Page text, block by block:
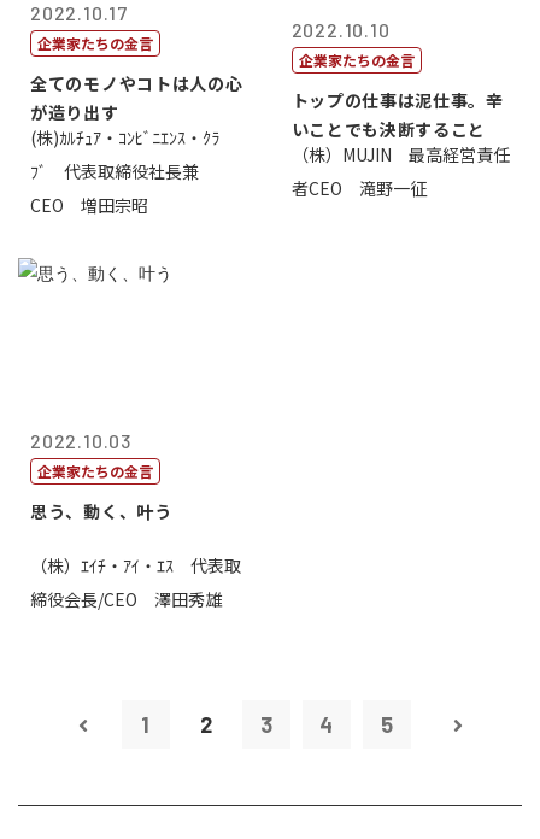
2022.10.17
企業家たちの金言
全てのモノやコトは人の心
が造り出す
(株)ｶﾙﾁｭｱ・ｺﾝﾋﾞﾆｴﾝｽ・ｸﾗ
ﾌﾞ 代表取締役社長兼
CEO 増田宗昭
2022.10.10
企業家たちの金言
トップの仕事は泥仕事。辛
いことでも決断すること
（株）MUJIN 最高経営責任
者CEO 滝野一征
2022.10.03
企業家たちの金言
思う、動く、叶う
（株）ｴｲﾁ・ｱｲ・ｴｽ 代表取
締役会長/CEO 澤田秀雄
1 2 3 4 5